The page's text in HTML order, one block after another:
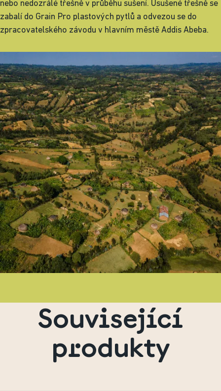
nebo nedozrálé třešně v průběhu sušení. Usušené třešně se
zabalí do Grain Pro plastových pytlů a odvezou se do
zpracovatelského závodu v hlavním městě Addis Abeba.
Související
produkty